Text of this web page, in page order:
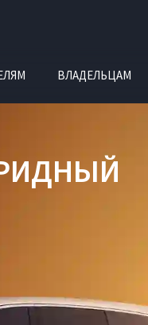
ВЛАДЕЛЬЦАМ